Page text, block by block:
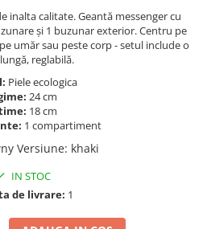
inalta calitate. Geantă messenger cu
și 1 buzunar exterior. Centru pe
umăr sau peste corp - setul include o
reglabilă.
Piele ecologica
24 cm
18 cm
1 compartiment
Versiune: khaki
IN STOC
de livrare: 1